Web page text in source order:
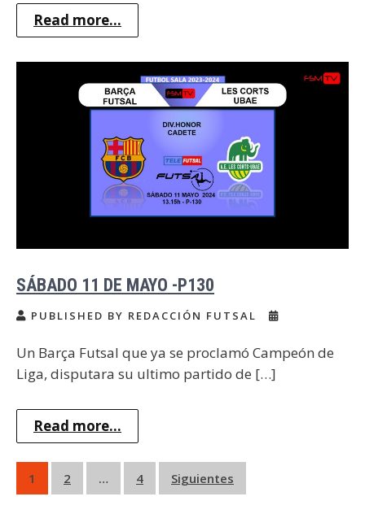
Read more...
SÁBADO 11 DE MAYO -P130
PUBLISHED BY REDACCIÓN FUTSAL
Un Barça Futsal que ya se proclamó Campeón de
Liga, disputara su ultimo partido de […]
Read more...
Paginación
1 2 … 4 Siguientes